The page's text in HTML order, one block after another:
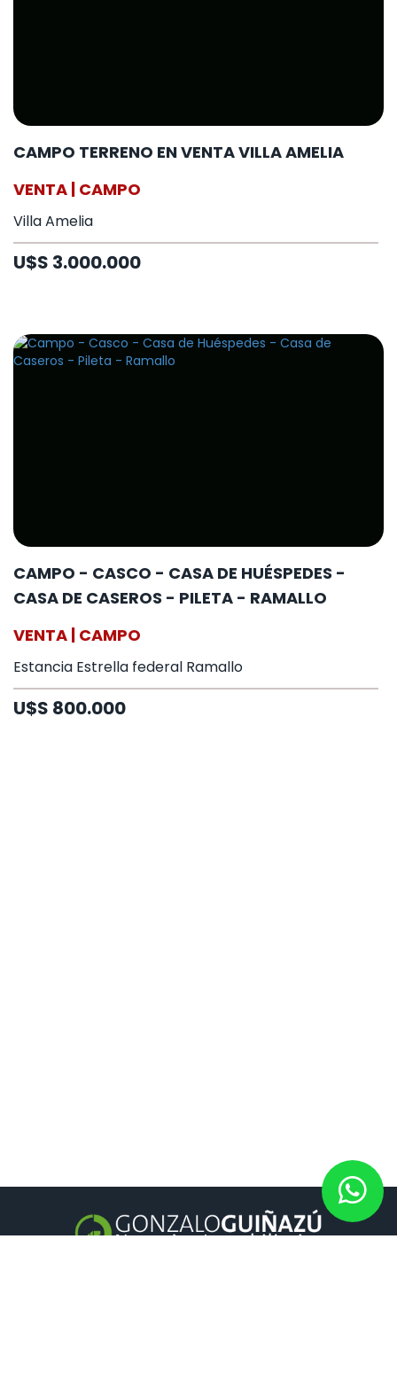
CAMPO TERRENO EN VENTA VILLA AMELIA
VENTA | CAMPO
Villa Amelia
U$S 3.000.000
CAMPO - CASCO - CASA DE HUÉSPEDES -
CASA DE CASEROS - PILETA - RAMALLO
VENTA | CAMPO
Estancia Estrella federal Ramallo
U$S 800.000